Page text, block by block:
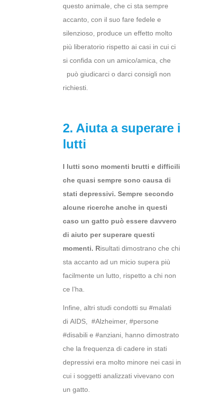
questo animale, che ci sta sempre
accanto, con il suo fare fedele e
silenzioso, produce un effetto molto
più liberatorio rispetto ai casi in cui ci
si confida con un amico/amica, che
può giudicarci o darci consigli non
richiesti.
2. Aiuta a superare i
lutti
I lutti sono momenti brutti e difficili
che quasi sempre sono causa di
stati depressivi. Sempre secondo
alcune ricerche anche in questi
caso un gatto può essere davvero
di aiuto per superare questi
momenti. Risultati dimostrano che chi
sta accanto ad un micio supera più
facilmente un lutto, rispetto a chi non
ce l’ha.
Infine, altri studi condotti su #malati
di AIDS, #Alzheimer, #persone
#disabili e #anziani, hanno dimostrato
che la frequenza di cadere in stati
depressivi era molto minore nei casi in
cui i soggetti analizzati vivevano con
un gatto.